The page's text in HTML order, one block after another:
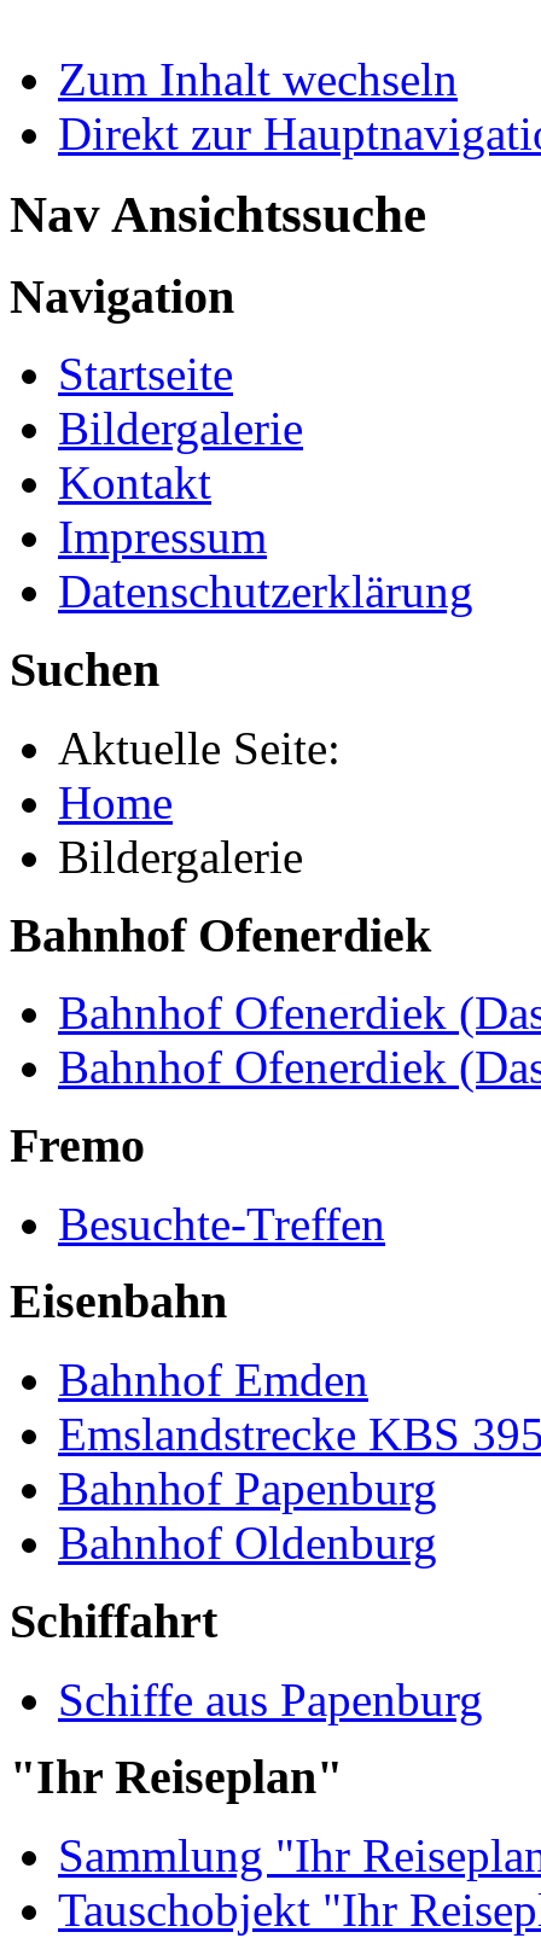
Zum Inhalt wechseln
Direkt zur
Nav Ansichtssuche
Navigation
Startseite
Bildergalerie
Kontakt
Impressum
Datenschutzerklärung
Suchen
Aktuelle Seite:
Home
Bildergalerie
Bahnhof Ofenerdiek
Bahnhof Ofenerdiek
Bahnhof Ofenerdiek
Fremo
Besuchte-Treffen
Eisenbahn
Bahnhof Emden
Emslandstrecke KBS
Bahnhof Papenburg
Bahnhof Oldenburg
Schiffahrt
Schiffe aus Papenburg
"Ihr Reiseplan"
Sammlung "Ihr
Tauschobjekt "Ihr